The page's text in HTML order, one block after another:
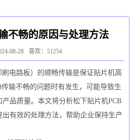
不畅的原因与处理方法
08-28 喜欢：51254
电路板）的顺畅传输是保证贴片机高
输不畅的问题时有发生，可能导致生
品质量。本文将分析松下贴片机PCB
有效的处理方法，帮助企业保持生产